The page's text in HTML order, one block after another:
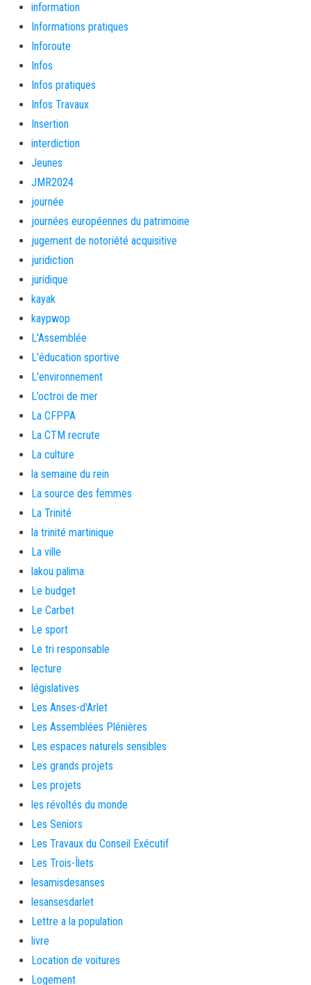
information
Informations pratiques
Inforoute
Infos
Infos pratiques
Infos Travaux
Insertion
interdiction
Jeunes
JMR2024
journée
journées européennes du patrimoine
jugement de notoriété acquisitive
juridiction
juridique
kayak
kaypwop
L'Assemblée
L'éducation sportive
L'environnement
L’octroi de mer
La CFPPA
La CTM recrute
La culture
la semaine du rein
La source des femmes
La Trinité
la trinité martinique
La ville
lakou palima
Le budget
Le Carbet
Le sport
Le tri responsable
lecture
législatives
Les Anses-d'Arlet
Les Assemblées Plénières
Les espaces naturels sensibles
Les grands projets
Les projets
les révoltés du monde
Les Seniors
Les Travaux du Conseil Exécutif
Les Trois-Îlets
lesamisdesanses
lesansesdarlet
Lettre a la population
livre
Location de voitures
Logement